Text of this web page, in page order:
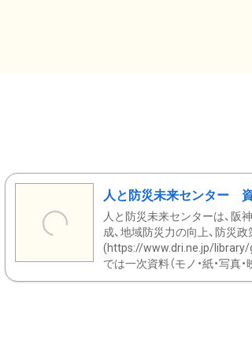
人と防災未来センター
人と防災未来センターは、阪
成、地域防災力の向上、防災
(https://www.dri.ne.jp/library/
では一次資料（モノ・紙・写真・